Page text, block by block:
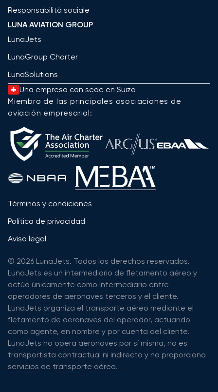
Responsabilità sociale
LUNA AVIATION GROUP
LunaJets
LunaGroup Charter
LunaSolutions
Una empresa con sede en Suiza
Miembro de las principales asociaciones de
aviación empresarial:
Términos y condiciones
Política de privacidad
Aviso legal
© 2026 LunaJets. Todos los derechos reservados.
LunaJets es un intermediario de fletamento aéreo y
actúa únicamente como intermediario entre
operadores de aeronaves terceros y el cliente.
LunaJets organiza el transporte aéreo mediante el
fletamento de aeronaves del operador, actuando
como agente, en nombre y por cuenta del cliente.
LunaJets no opera aeronaves por sí misma, no es
transportista contractual ni indirecto y no proporciona
servicios de transporte aéreo.